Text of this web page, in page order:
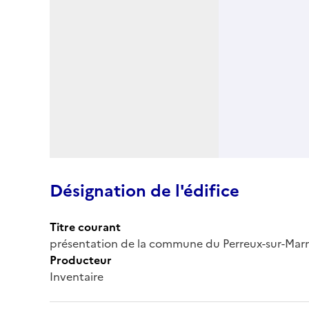
Désignation de l'édifice
Titre courant
présentation de la commune du Perreux-sur-
Producteur
Inventaire